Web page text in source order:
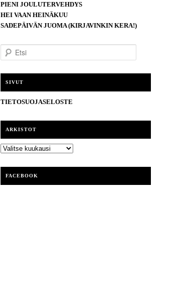
PIENI JOULUTERVEHDYS
HEI VAAN HEINÄKUU
SADEPÄIVÄN JUOMA (KIRJAVINKIN KERA!)
t
SIVUT
TIETOSUOJASELOSTE
ARKISTOT
ARKISTOT
FACEBOOK